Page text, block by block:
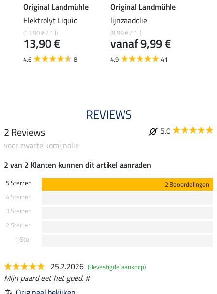
Original Landmühle
Elektrolyt Liquid
(13,90 € / 1 l)
13,90 €
4.6 8
Original Landmühle
lijnzaadolie
(9,99 € / 1 l)
vanaf 9,99 €
4.9 41
REVIEWS
2 Reviews
5.0
voor zwarte komijnolie
2 van 2 Klanten kunnen dit artikel aanraden
5 Sterren
2 Beoordelingen
4 Sterren
3 Sterren
2 Sterren
1 Ster
25.2.2026 (Bevestigde aankoop)
Mijn paard eet het goed. #